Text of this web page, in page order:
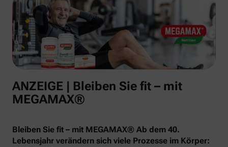
ANZEIGE | Bleiben Sie fit – mit
MEGAMAX®
Bleiben Sie fit – mit MEGAMAX® Ab dem 40.
Lebensjahr verändern sich viele Prozesse im Körper: